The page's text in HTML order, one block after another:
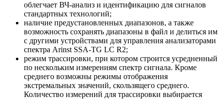
облегчает ВЧ-анализ и идентификацию для сигналов
стандартных технологий;
наличие предустановленных диапазонов, а также
возможность сохранять диапазоны в файл и делиться им
с другими устройствами для управления анализаторами
спектра Arinst SSA-TG LC R2;
режим трассировки, при котором строится усредненный
по нескольким измерениям спектр сигнала. Кроме
среднего возможны режимы отображения
экстремальных значений, скользящего среднего.
Количество измерений для трассировки выбирается